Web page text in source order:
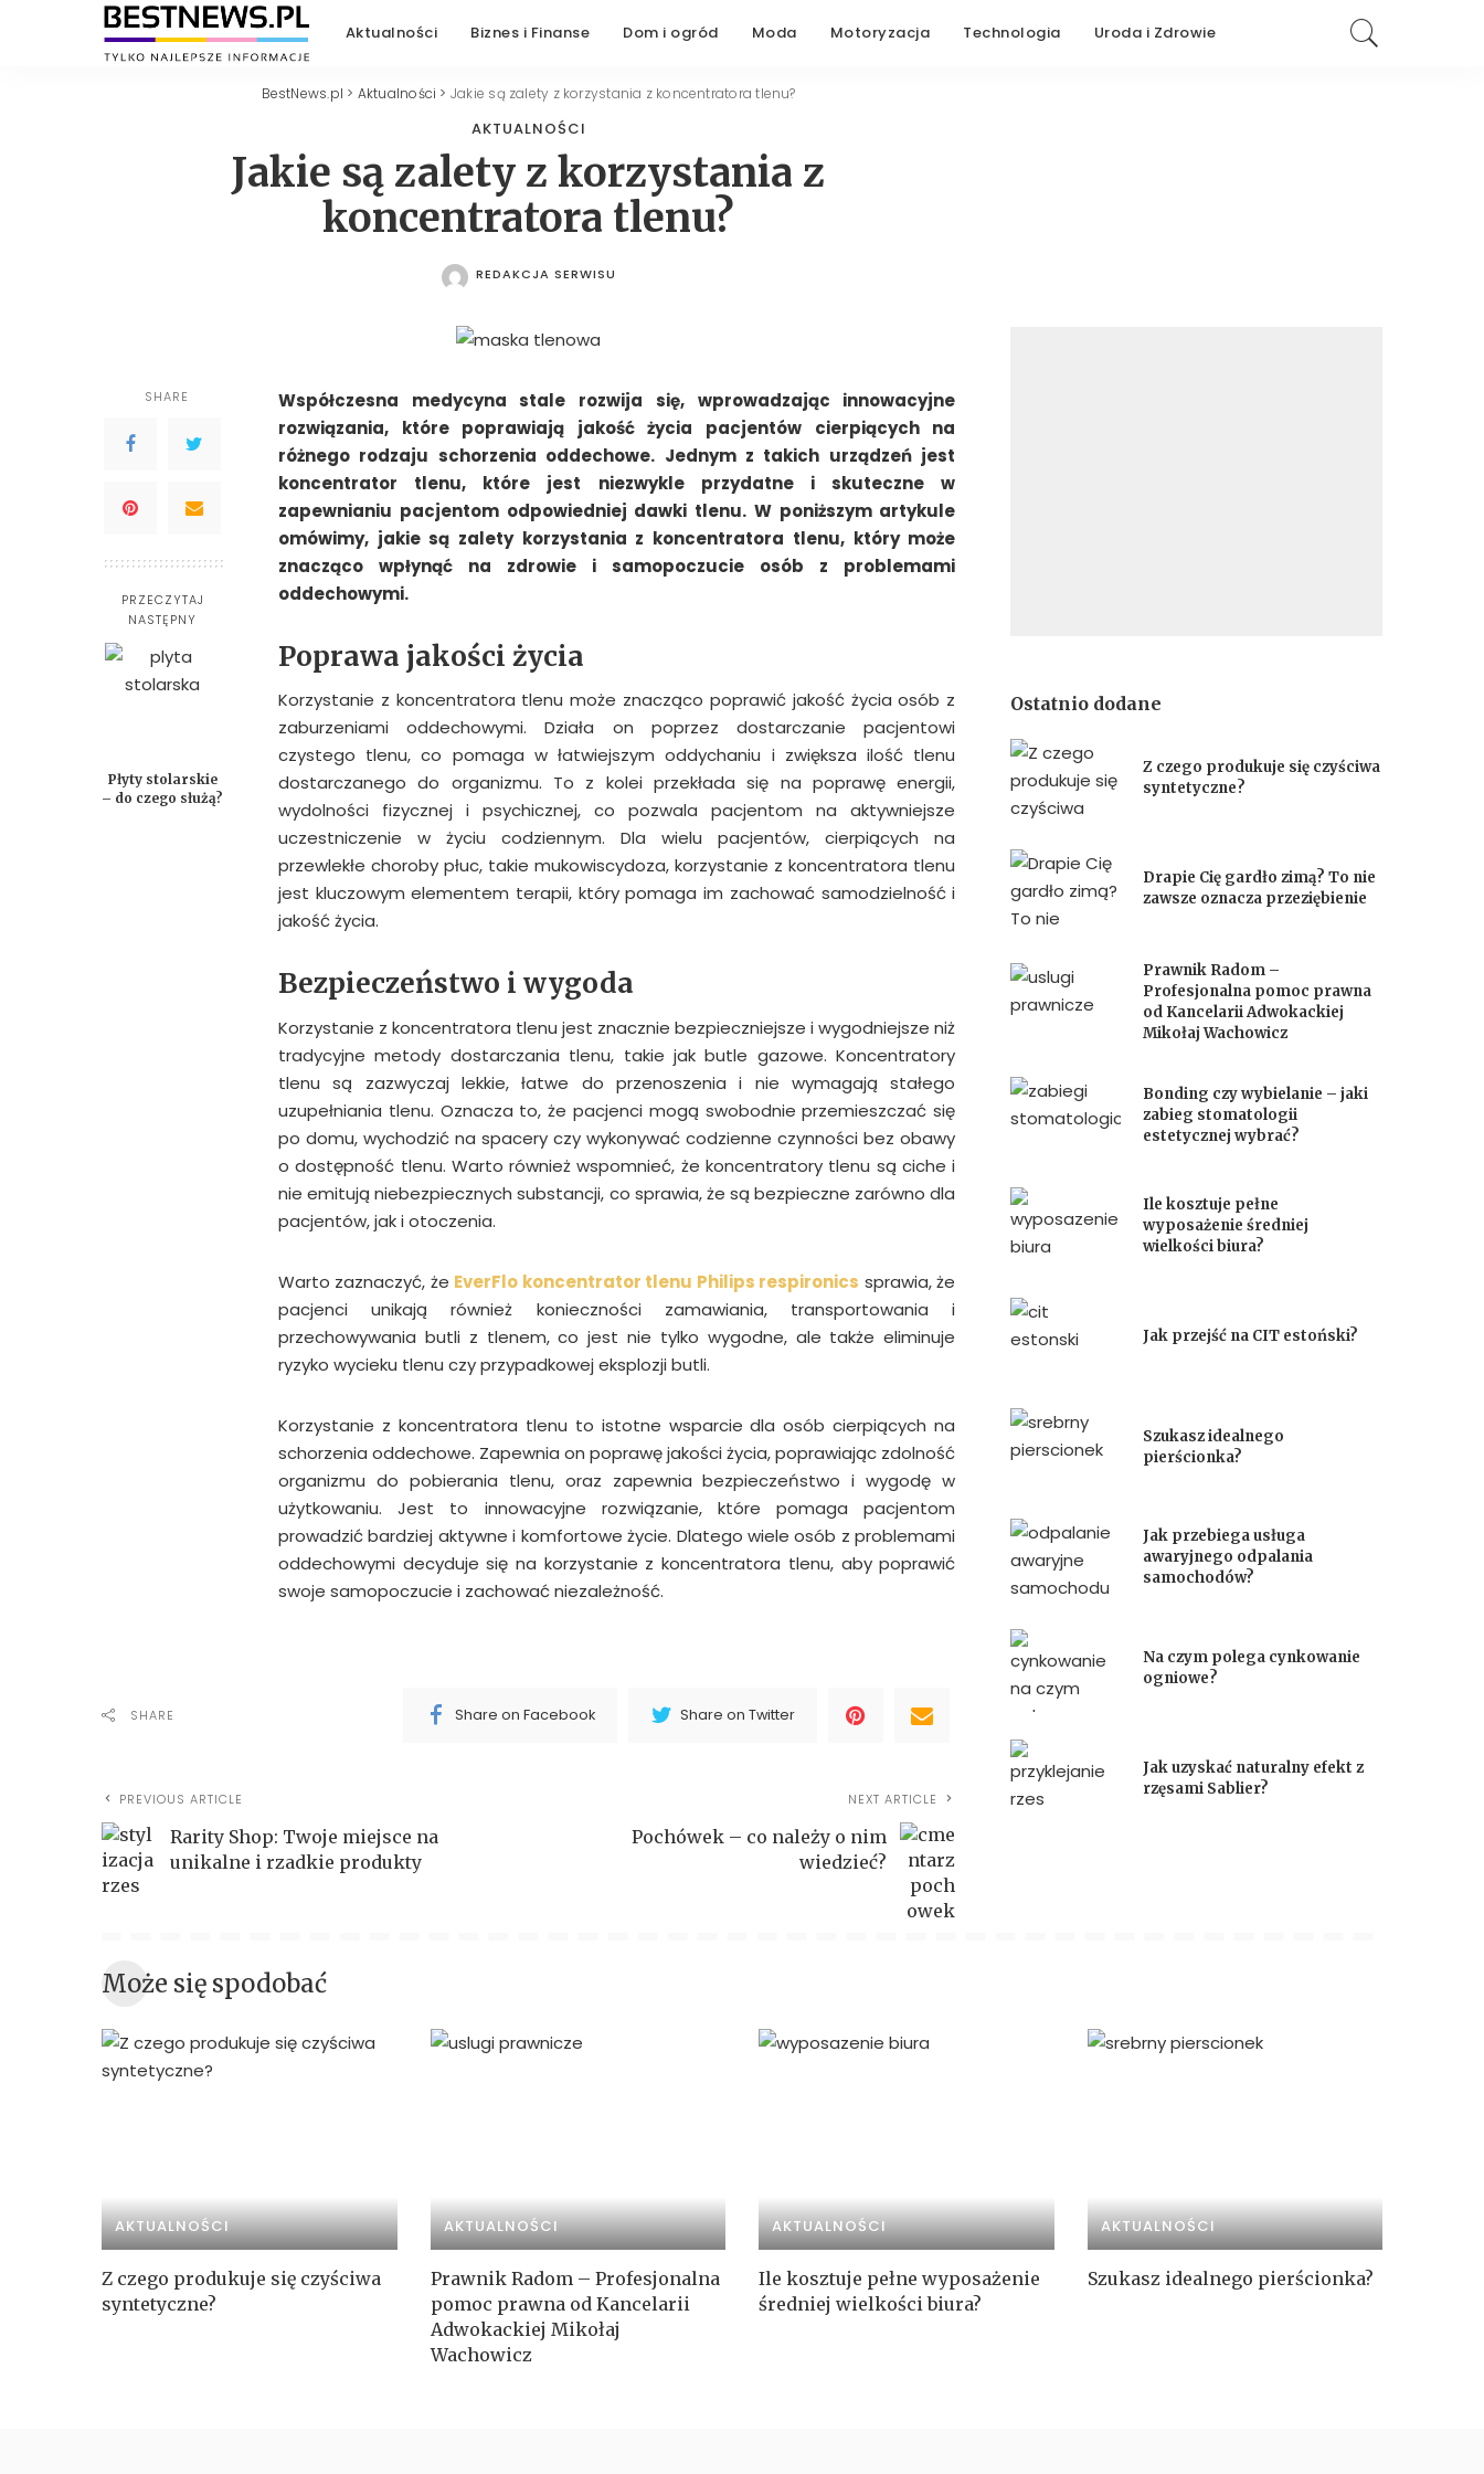
Aktualności Biznes i Finanse Dom i ogród Moda Motoryzacja Technologia Uroda i Zdrowie
BestNews.pl > Aktualności > Jakie są zalety z korzystania z koncentratora tlenu?
AKTUALNOŚCI
Jakie są zalety z korzystania z
koncentratora tlenu?
POSTED
REDAKCJA SERWISU
SHARE
PRZECZYTAJ
NASTĘPNY
Płyty stolarskie
– do czego służą?
Współczesna medycyna stale rozwija się, wprowadzając innowacyjne
rozwiązania, które poprawiają jakość życia pacjentów cierpiących na
różnego rodzaju schorzenia oddechowe. Jednym z takich urządzeń jest
koncentrator tlenu, które jest niezwykle przydatne i skuteczne w
zapewnianiu pacjentom odpowiedniej dawki tlenu. W poniższym artykule
omówimy, jakie są zalety korzystania z koncentratora tlenu, który może
znacząco wpłynąć na zdrowie i samopoczucie osób z problemami
oddechowymi.
Poprawa jakości życia
Korzystanie z koncentratora tlenu może znacząco poprawić jakość życia osób z
zaburzeniami oddechowymi. Działa on poprzez dostarczanie pacjentowi
czystego tlenu, co pomaga w łatwiejszym oddychaniu i zwiększa ilość tlenu
dostarczanego do organizmu. To z kolei przekłada się na poprawę energii,
wydolności fizycznej i psychicznej, co pozwala pacjentom na aktywniejsze
uczestniczenie w życiu codziennym. Dla wielu pacjentów, cierpiących na
przewlekłe choroby płuc, takie mukowiscydoza, korzystanie z koncentratora tlenu
jest kluczowym elementem terapii, który pomaga im zachować samodzielność i
jakość życia.
Bezpieczeństwo i wygoda
Korzystanie z koncentratora tlenu jest znacznie bezpieczniejsze i wygodniejsze niż
tradycyjne metody dostarczania tlenu, takie jak butle gazowe. Koncentratory
tlenu są zazwyczaj lekkie, łatwe do przenoszenia i nie wymagają stałego
uzupełniania tlenu. Oznacza to, że pacjenci mogą swobodnie przemieszczać się
po domu, wychodzić na spacery czy wykonywać codzienne czynności bez obawy
o dostępność tlenu. Warto również wspomnieć, że koncentratory tlenu są ciche i
nie emitują niebezpiecznych substancji, co sprawia, że są bezpieczne zarówno dla
pacjentów, jak i otoczenia.
Warto zaznaczyć, że EverFlo koncentrator tlenu Philips respironics sprawia, że
pacjenci unikają również konieczności zamawiania, transportowania i
przechowywania butli z tlenem, co jest nie tylko wygodne, ale także eliminuje
ryzyko wycieku tlenu czy przypadkowej eksplozji butli.
Korzystanie z koncentratora tlenu to istotne wsparcie dla osób cierpiących na
schorzenia oddechowe. Zapewnia on poprawę jakości życia, poprawiając zdolność
organizmu do pobierania tlenu, oraz zapewnia bezpieczeństwo i wygodę w
użytkowaniu. Jest to innowacyjne rozwiązanie, które pomaga pacjentom
prowadzić bardziej aktywne i komfortowe życie. Dlatego wiele osób z problemami
oddechowymi decyduje się na korzystanie z koncentratora tlenu, aby poprawić
swoje samopoczucie i zachować niezależność.
SHARE Share on Facebook Share on Twitter
PREVIOUS ARTICLE
Rarity Shop: Twoje miejsce na
unikalne i rzadkie produkty
NEXT ARTICLE
Pochówek – co należy o nim
wiedzieć?
Ostatnio dodane
Z czego produkuje się czyściwa
syntetyczne?
Drapie Cię gardło zimą? To nie
zawsze oznacza przeziębienie
Prawnik Radom –
Profesjonalna pomoc prawna
od Kancelarii Adwokackiej
Mikołaj Wachowicz
Bonding czy wybielanie – jaki
zabieg stomatologii
estetycznej wybrać?
Ile kosztuje pełne
wyposażenie średniej
wielkości biura?
Jak przejść na CIT estoński?
Szukasz idealnego
pierścionka?
Jak przebiega usługa
awaryjnego odpalania
samochodów?
Na czym polega cynkowanie
ogniowe?
Jak uzyskać naturalny efekt z
rzęsami Sablier?
Może się spodobać
AKTUALNOŚCI
Z czego produkuje się czyściwa
syntetyczne?
AKTUALNOŚCI
Prawnik Radom – Profesjonalna
pomoc prawna od Kancelarii
Adwokackiej Mikołaj
Wachowicz
AKTUALNOŚCI
Ile kosztuje pełne wyposażenie
średniej wielkości biura?
AKTUALNOŚCI
Szukasz idealnego pierścionka?